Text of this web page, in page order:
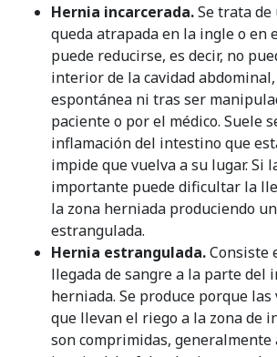
Hernia incarcerada.Se trata
queda atrapada en la ingle o en
puede reducirse, es decir, no
interior de la cavidad
espontánea ni tras ser
paciente o por el médico. Suele
inflamación del intestino que
impide que vuelva a su lugar. Si
importante puede dificultar la
la zona herniada produciendo
estrangulada.
Hernia estrangulada.Consiste
llegada de sangre a la parte del
herniada. Se produce porque
que llevan el riego a la zona de
son comprimidas,